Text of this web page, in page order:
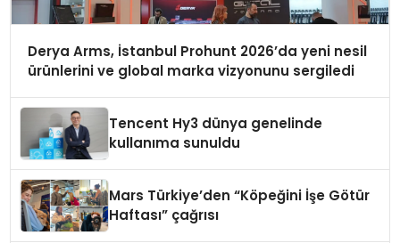
Derya Arms, İstanbul Prohunt 2026’da yeni nesil
ürünlerini ve global marka vizyonunu sergiledi
Tencent Hy3 dünya genelinde
kullanıma sunuldu
Mars Türkiye’den “Köpeğini İşe Götür
Haftası” çağrısı